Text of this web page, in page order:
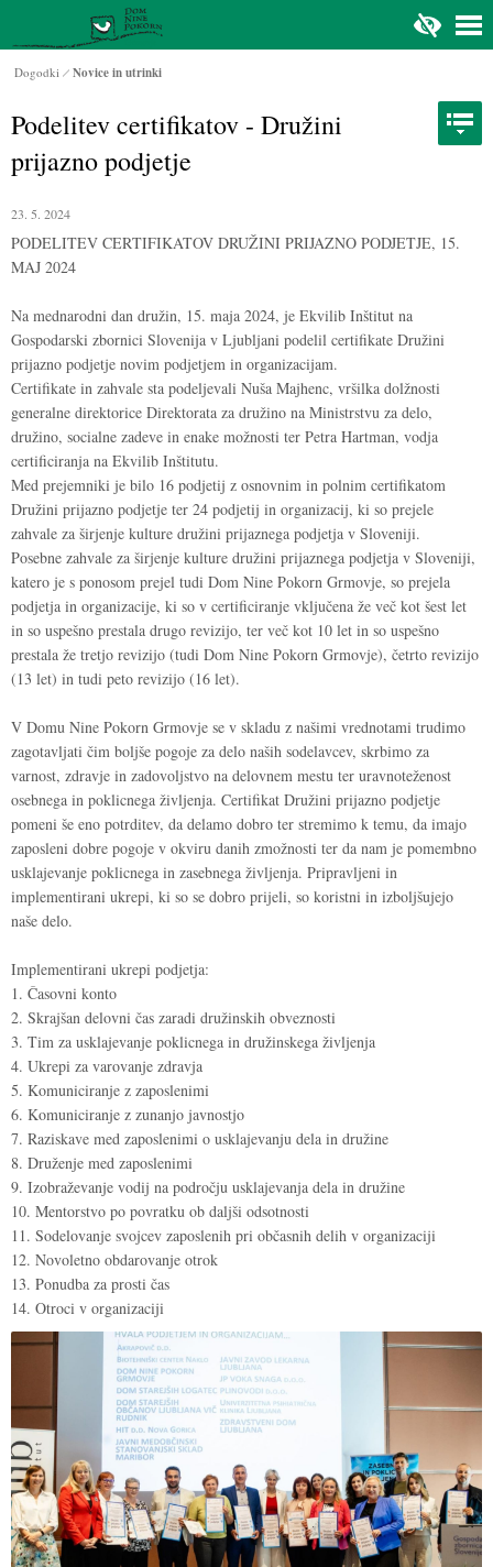
Dogodki Novice in utrinki
Podelitev certifikatov - Družini
prijazno podjetje
23. 5. 2024
PODELITEV CERTIFIKATOV DRUŽINI PRIJAZNO PODJETJE, 15.
MAJ 2024
Na mednarodni dan družin, 15. maja 2024, je Ekvilib Inštitut na
Gospodarski zbornici Slovenija v Ljubljani podelil certifikate Družini
prijazno podjetje novim podjetjem in organizacijam.
Certifikate in zahvale sta podeljevali Nuša Majhenc, vršilka dolžnosti
generalne direktorice Direktorata za družino na Ministrstvu za delo,
družino, socialne zadeve in enake možnosti ter Petra Hartman, vodja
certificiranja na Ekvilib Inštitutu.
Med prejemniki je bilo 16 podjetij z osnovnim in polnim certifikatom
Družini prijazno podjetje ter 24 podjetij in organizacij, ki so prejele
zahvale za širjenje kulture družini prijaznega podjetja v Sloveniji.
Posebne zahvale za širjenje kulture družini prijaznega podjetja v Sloveniji,
katero je s ponosom prejel tudi Dom Nine Pokorn Grmovje, so prejela
podjetja in organizacije, ki so v certificiranje vključena že več kot šest let
in so uspešno prestala drugo revizijo, ter več kot 10 let in so uspešno
prestala že tretjo revizijo (tudi Dom Nine Pokorn Grmovje), četrto revizijo
(13 let) in tudi peto revizijo (16 let).
V Domu Nine Pokorn Grmovje se v skladu z našimi vrednotami trudimo
zagotavljati čim boljše pogoje za delo naših sodelavcev, skrbimo za
varnost, zdravje in zadovoljstvo na delovnem mestu ter uravnoteženost
osebnega in poklicnega življenja. Certifikat Družini prijazno podjetje
pomeni še eno potrditev, da delamo dobro ter stremimo k temu, da imajo
zaposleni dobre pogoje v okviru danih zmožnosti ter da nam je pomembno
usklajevanje poklicnega in zasebnega življenja. Pripravljeni in
implementirani ukrepi, ki so se dobro prijeli, so koristni in izboljšujejo
naše delo.
Implementirani ukrepi podjetja:
1. Časovni konto
2. Skrajšan delovni čas zaradi družinskih obveznosti
3. Tim za usklajevanje poklicnega in družinskega življenja
4. Ukrepi za varovanje zdravja
5. Komuniciranje z zaposlenimi
6. Komuniciranje z zunanjo javnostjo
7. Raziskave med zaposlenimi o usklajevanju dela in družine
8. Druženje med zaposlenimi
9. Izobraževanje vodij na področju usklajevanja dela in družine
10. Mentorstvo po povratku ob daljši odsotnosti
11. Sodelovanje svojcev zaposlenih pri občasnih delih v organizaciji
12. Novoletno obdarovanje otrok
13. Ponudba za prosti čas
14. Otroci v organizaciji